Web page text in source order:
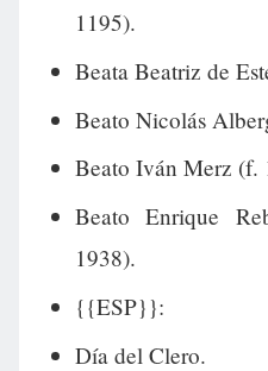
1195).
Beata Beatriz de
Beato Nicolás
Beato Iván Merz (f.
Beato Enrique
1938).
{{ESP}}:
Día del Clero.